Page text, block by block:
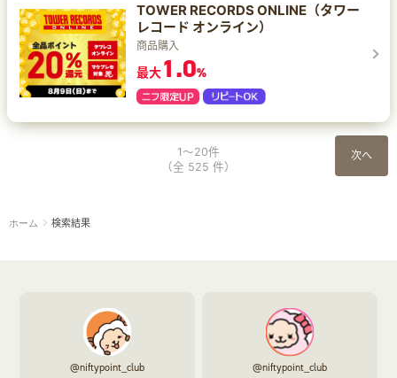
TOWER RECORDS ONLINE（タワー
レコード オンライン）
商品購入
最大1.0%
次へ
1～20件
（全 525 件）
ホーム 検索結果
@niftypoint_club @niftypoint_club